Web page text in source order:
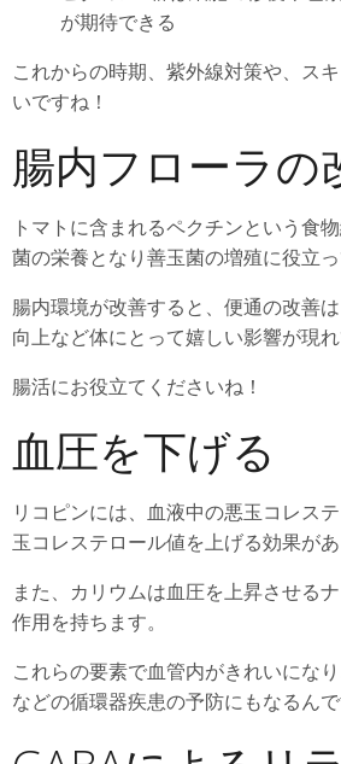
が期待できる
これからの時期、紫外線対策や、ス
いですね！
腸内フローラの
トマトに含まれるペクチンという食
菌の栄養となり善玉菌の増殖に役立っ
腸内環境が改善すると、便通の改善
向上など体にとって嬉しい影響が現れ
腸活にお役立てくださいね！
血圧を下げる
リコピンには、血液中の悪玉コレス
玉コレステロール値を上げる効果があ
また、カリウムは血圧を上昇させる
作用を持ちます。
これらの要素で血管内がきれいにな
などの循環器疾患の予防にもなるんで